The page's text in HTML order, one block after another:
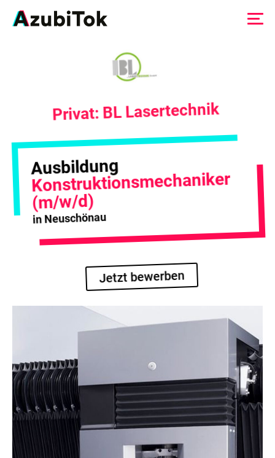
Privat: BL Lasertechnik
Ausbildung
Konstruktionsmechaniker
(m/w/d)
in Neuschönau
Jetzt bewerben